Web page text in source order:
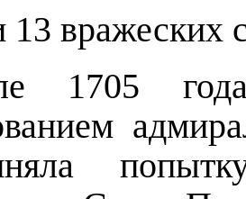
13 вражеских
1705 года